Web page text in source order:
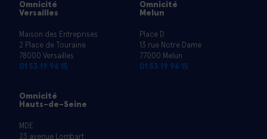
Omnicité
Versailles
Maison des Entreprises
2 Place de Touraine
78000 Versailles
01 53 19 96 15
Omnicité
Melun
Place D
13 rue Notre Dame
77000 Melun
01 53 19 96 15
Omnicité
Hauts-de-Seine
MDE
23 avenue Lombart